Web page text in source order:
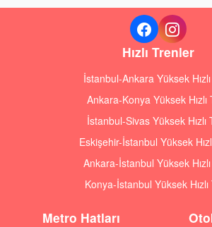
Hızlı Trenler
İstanbul-Ankara Yüksek
Ankara-Konya Yüksek Hızlı
İstanbul-Sivas Yüksek Hızlı
Eskişehir-İstanbul Yüksek
Ankara-İstanbul Yüksek
Konya-İstanbul Yüksek Hızlı
Metro Hatları